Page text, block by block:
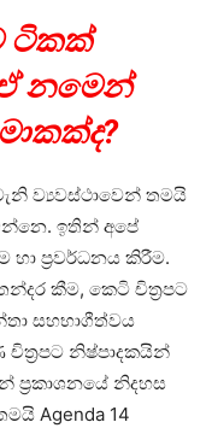
ටිකක්
නමෙන්
ව්‍යවස්ථාවෙන් තමයි
ඉතින් අපේ
හා ප්‍රවර්ධනය කිරීම.
කීම, කෙටි චිත්‍රපට
සහභාගීත්වය
නිෂ්පාදකයින්
ප්‍රකාශනයේ නිදහස
Agenda 14